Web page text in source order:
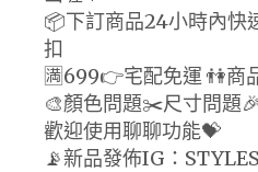
📦下訂商品24小時內快
扣
🈵699👉宅配免運 👫商
🎨顏色問題✂️尺寸問題
歡迎使用聊聊功能💝
📡新品發佈IG：